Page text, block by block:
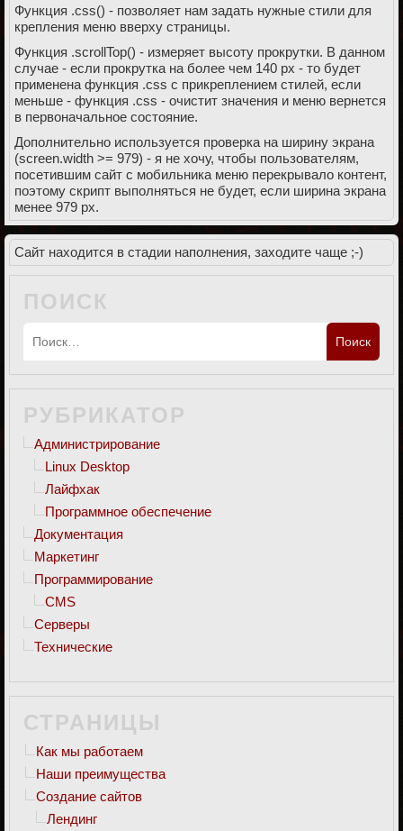
Функция .css() - позволяет нам задать нужные стили для
крепления меню вверху страницы.
Функция .scrollTop() - измеряет высоту прокрутки. В данном
случае - если прокрутка на более чем 140 px - то будет
применена функция .css с прикреплением стилей, если
меньше - функция .css - очистит значения и меню вернется
в первоначальное состояние.
Дополнительно используется проверка на ширину экрана
(screen.width >= 979) - я не хочу, чтобы пользователям,
посетившим сайт с мобильника меню перекрывало контент,
поэтому скрипт выполняться не будет, если ширина экрана
менее 979 px.
Сайт находится в стадии наполнения, заходите чаще ;-)
ПОИСК
РУБРИКАТОР
Администрирование
Linux Desktop
Лайфхак
Программное обеспечение
Документация
Маркетинг
Программирование
CMS
Серверы
Технические
СТРАНИЦЫ
Как мы работаем
Наши преимущества
Создание сайтов
Лендинг